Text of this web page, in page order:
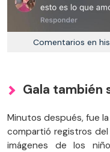
Comentarios en
Gala también
Minutos después, fue
compartió registros
imágenes de los